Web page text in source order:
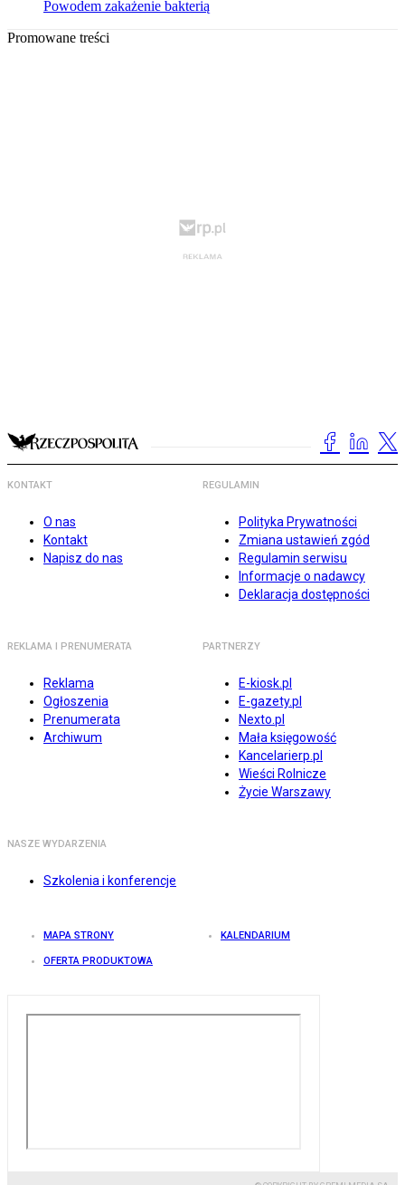
Powodem zakażenie bakterią
Promowane treści
KONTAKT
O nas
Kontakt
Napisz do nas
REGULAMIN
Polityka Prywatności
Zmiana ustawień zgód
Regulamin serwisu
Informacje o nadawcy
Deklaracja dostępności
REKLAMA I PRENUMERATA
Reklama
Ogłoszenia
Prenumerata
Archiwum
PARTNERZY
E-kiosk.pl
E-gazety.pl
Nexto.pl
Mała księgowość
Kancelarierp.pl
Wieści Rolnicze
Życie Warszawy
NASZE WYDARZENIA
Szkolenia i konferencje
MAPA STRONY KALENDARIUM
OFERTA PRODUKTOWA